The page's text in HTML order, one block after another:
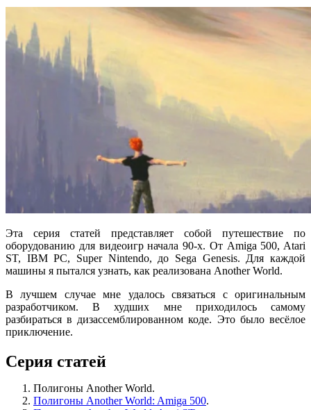
Эта серия статей представляет собой путешествие по
оборудованию для видеоигр начала 90-х. От Amiga 500, Atari
ST, IBM PC, Super Nintendo, до Sega Genesis. Для каждой
машины я пытался узнать, как реализована Another World.
В лучшем случае мне удалось связаться с оригинальным
разработчиком. В худших мне приходилось самому
разбираться в дизассемблированном коде. Это было весёлое
приключение.
Серия статей
Полигоны Another World.
Полигоны Another World: Amiga 500.